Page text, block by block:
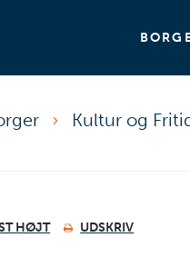
Kultur og
HØJT UDSKRIV